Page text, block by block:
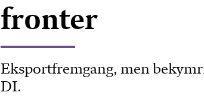
fronter
Eksportfremgang, men
DI.